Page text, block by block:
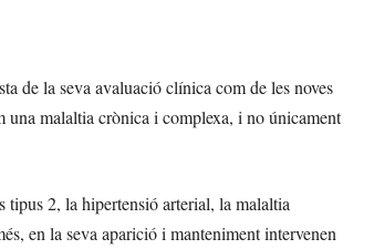
de la seva avaluació clínica com de les noves
una malaltia crònica i complexa, i no únicament
tipus 2, la hipertensió arterial, la malaltia
en la seva aparició i manteniment intervenen